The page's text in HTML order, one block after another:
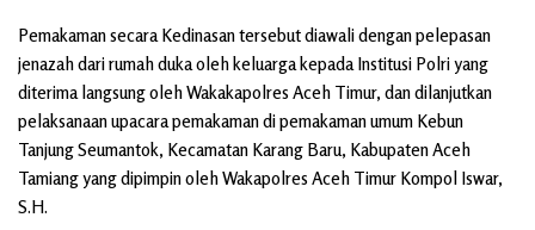
Pemakaman secara Kedinasan tersebut diawali dengan pelepasan
jenazah dari rumah duka oleh keluarga kepada Institusi Polri yang
diterima langsung oleh Wakakapolres Aceh Timur, dan dilanjutkan
pelaksanaan upacara pemakaman di pemakaman umum Kebun
Tanjung Seumantok, Kecamatan Karang Baru, Kabupaten Aceh
Tamiang yang dipimpin oleh Wakapolres Aceh Timur Kompol Iswar,
S.H.